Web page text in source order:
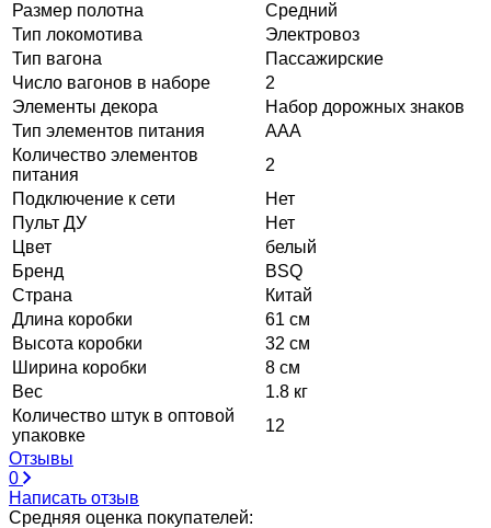
Размер полотна
Средний
Тип локомотива
Электровоз
Тип вагона
Пассажирские
Число вагонов в наборе
2
Элементы декора
Набор дорожных знаков
Тип элементов питания
ААА
Количество элементов
питания
2
Подключение к сети
Нет
Пульт ДУ
Нет
Цвет
белый
Бренд
BSQ
Страна
Китай
Длина коробки
61 см
Высота коробки
32 см
Ширина коробки
8 см
Вес
1.8 кг
Количество штук в оптовой
упаковке
12
Отзывы
0
Написать отзыв
Средняя оценка покупателей: